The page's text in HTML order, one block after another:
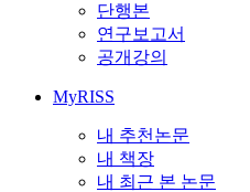
단행본
연구보고서
공개강의
MyRISS
내 추천논문
내 책장
내 최근 본 논문